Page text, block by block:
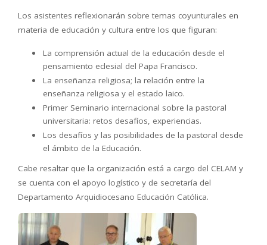
Los asistentes reflexionarán sobre temas coyunturales en
materia de educación y cultura entre los que figuran:
La comprensión actual de la educación desde el
pensamiento eclesial del Papa Francisco.
La enseñanza religiosa; la relación entre la
enseñanza religiosa y el estado laico.
Primer Seminario internacional sobre la pastoral
universitaria: retos desafíos, experiencias.
Los desafíos y las posibilidades de la pastoral desde
el ámbito de la Educación.
Cabe resaltar que la organización está a cargo del CELAM y
se cuenta con el apoyo logístico y de secretaría del
Departamento Arquidiocesano Educación Católica.